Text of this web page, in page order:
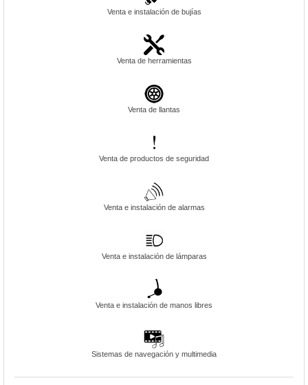
Venta e instalación de bujías
Venta de herramientas
Venta de llantas
Venta de productos de seguridad
Venta e instalación de alarmas
Venta e instalación de lámparas
Venta e instalación de manos libres
Sistemas de navegación y multimedia